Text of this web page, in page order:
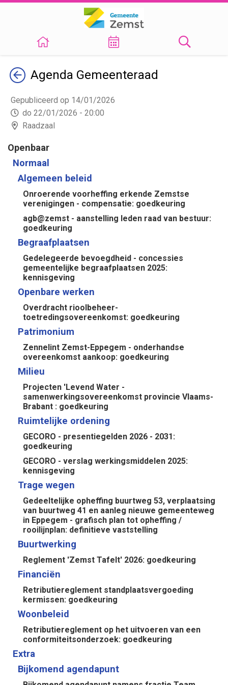
TerugAgenda Gemeenteraad
Gepubliceerd op 14/01/2026
do 22/01/2026 - 20:00
Raadzaal
Openbaar
Normaal
Algemeen beleid
Onroerende voorheffing erkende Zemstse
verenigingen - compensatie: goedkeuring
agb@zemst - aanstelling leden raad van bestuur:
goedkeuring
Begraafplaatsen
Gedelegeerde bevoegdheid - concessies
gemeentelijke begraafplaatsen 2025:
kennisgeving
Openbare werken
Overdracht rioolbeheer-
toetredingsovereenkomst: goedkeuring
Patrimonium
Zennelint Zemst-Eppegem - onderhandse
overeenkomst aankoop: goedkeuring
Milieu
Projecten 'Levend Water -
samenwerkingsovereenkomst provincie Vlaams-
Brabant : goedkeuring
Ruimtelijke ordening
GECORO - presentiegelden 2026 - 2031:
goedkeuring
GECORO - verslag werkingsmiddelen 2025:
kennisgeving
Trage wegen
Gedeeltelijke opheffing buurtweg 53, verplaatsing
van buurtweg 41 en aanleg nieuwe gemeenteweg
in Eppegem - grafisch plan tot opheffing /
rooilijnplan: definitieve vaststelling
Buurtwerking
Reglement 'Zemst Tafelt' 2026: goedkeuring
Financiën
Retributiereglement standplaatsvergoeding
kermissen: goedkeuring
Woonbeleid
Retributiereglement op het uitvoeren van een
conformiteitsonderzoek: goedkeuring
Extra
Bijkomend agendapunt